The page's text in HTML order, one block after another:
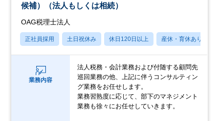
候補）（法人もしくは相続）
OAG税理士法人
正社員採用 土日祝休み 休日120日以上 産休・育休あり
業務内容
法人税務・会計業務および付随する顧問先
巡回業務の他、上記に伴うコンサルティン
グ業務をお任せします。
業務習熟度に応じて、部下のマネジメント
業務も徐々にお任せしていきます。